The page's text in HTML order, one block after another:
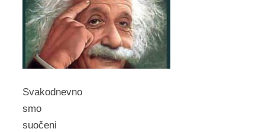
Svakodnevno
smo
suočeni